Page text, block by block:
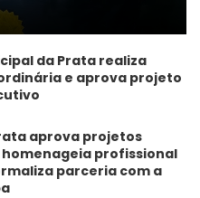
da Prata realiza
e aprova projeto
aprova projetos
profissional
parceria com a